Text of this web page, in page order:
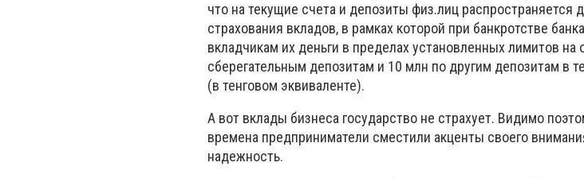
что на текущие счета и депозиты физ.лиц распространяется
страхования вкладов, в рамках которой при банкротстве
вкладчикам их деньги в пределах установленных лимитов
сберегательным депозитам и 10 млн по другим депозитам в
(в тенговом эквиваленте).
А вот вклады бизнеса государство не страхует. Видимо
времена предприниматели сместили акценты своего
надежность.